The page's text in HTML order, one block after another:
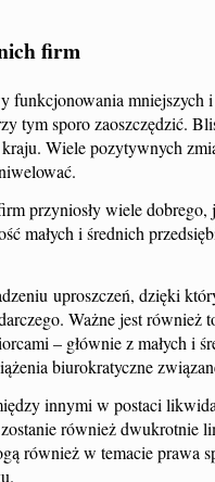
firm
funkcjonowania mniejszych
tym sporo zaoszczędzić.
Wiele pozytywnych
przyniosły wiele dobrego,
małych i średnich
uproszczeń, dzięki
Ważne jest również
– głównie z małych i
biurokratyczne
innymi w postaci
również dwukrotnie
również w temacie prawa